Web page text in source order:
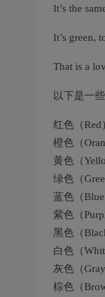
It’s the
It’s green,
That is a
以下是一
红色（Red
橙色（
黄色（
绿色（
蓝色（
紫色（
黑色（
白色（
灰色（
棕色（